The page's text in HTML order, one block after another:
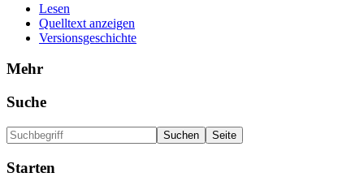
Lesen
Quelltext anzeigen
Versionsgeschichte
Mehr
Suche
Starten